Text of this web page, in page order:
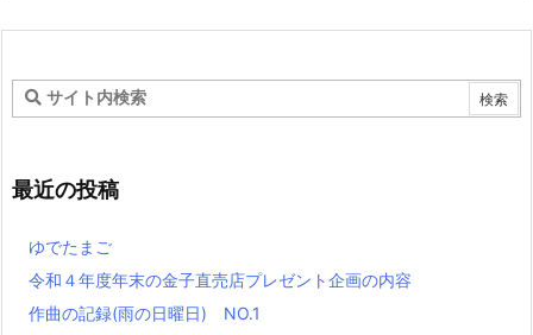
最近の投稿
ゆでたまご
令和４年度年末の金子直売店プレゼント企画の内容
作曲の記録(雨の日曜日) NO.1